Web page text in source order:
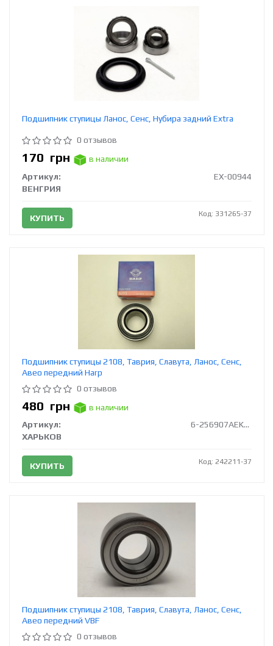
Подшипник ступицы Ланос, Сенс, Нубира задний Extra
0 отзывов
170 грн
в наличии
Артикул:
EX-00944
ВЕНГРИЯ
КУПИТЬ Код: 331265-37
Подшипник ступицы 2108, Таврия, Славута, Ланос, Сенс,
Авео передний Harp
0 отзывов
480 грн
в наличии
Артикул:
6-256907AEK12L19
ХАРЬКОВ
КУПИТЬ Код: 242211-37
Подшипник ступицы 2108, Таврия, Славута, Ланос, Сенс,
Авео передний VBF
0 отзывов